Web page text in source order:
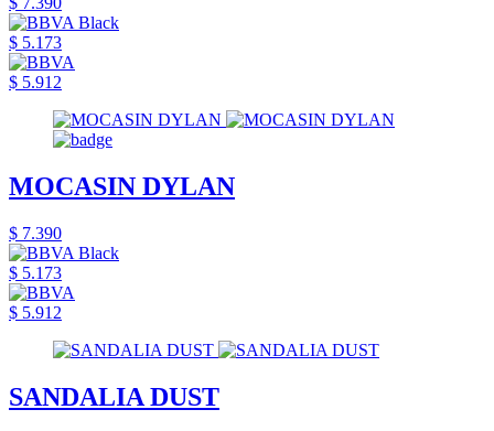
$ 5.173
$ 5.912
MOCASIN DYLAN
$ 7.390
$ 5.173
$ 5.912
SANDALIA DUST